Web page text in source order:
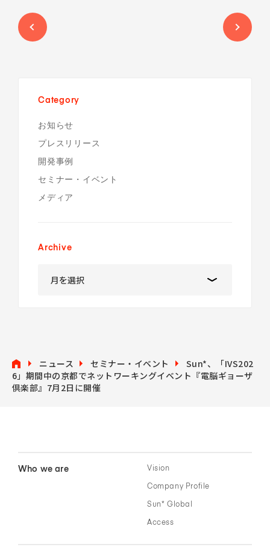
Category
お知らせ
プレスリリース
開発事例
セミナー・イベント
メディア
Archive
ニュース セミナー・イベント
Sun*、「IVS202
6」期間中の京都でネットワーキングイベント『電脳ギョーザ
倶楽部』7月2日に開催
Who we are Vision
Company Profile
Sun* Global
Access